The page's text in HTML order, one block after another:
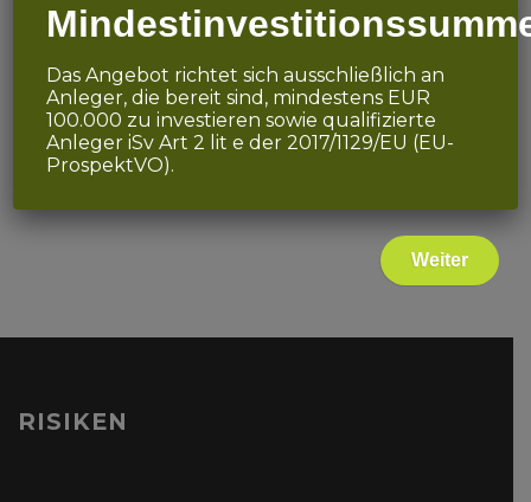
Nicht nur ein Token auf der Blockchain,
inkludiert!
Jährliche Geschäftsgewinne direkt per
Ethereum
RISIKEN
Das Angebot richtet sich ausschließlich an
Anleger, die bereit sind, mindestens EUR
100.000 zu investieren sowie qualifizierte
Anleger iSv Art 2 lit e der 2017/1129/EU (EU-
ProspektVO).
Weiter